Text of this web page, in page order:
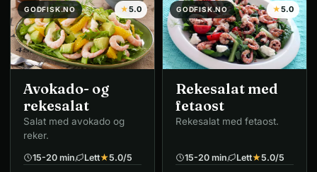
GODFISK.NO ★5.0
Avokado- og
rekesalat
Salat med avokado og
reker.
15-20 min Lett★5.0/5
GODFISK.NO ★5.0
Rekesalat med
fetaost
Rekesalat med fetaost.
15-20 min Lett★5.0/5